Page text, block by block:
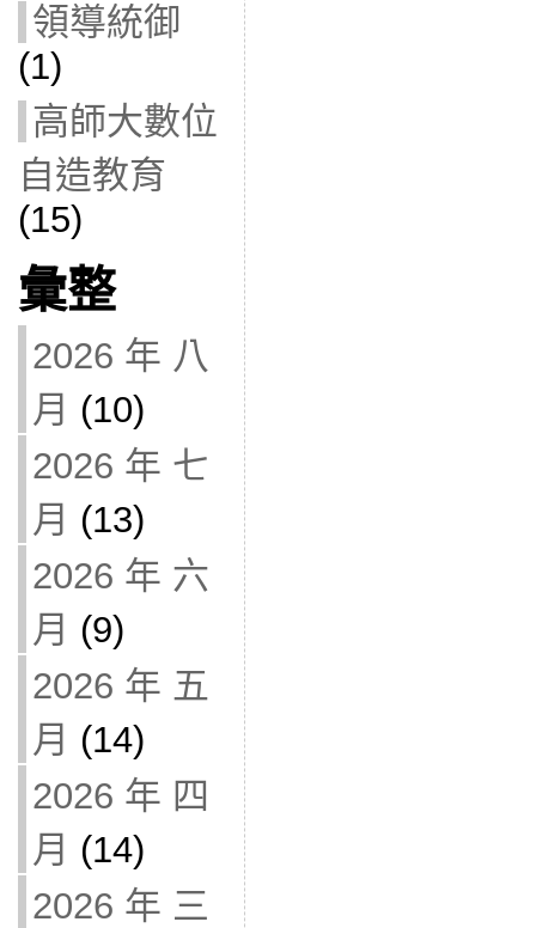
領導統御
(1)
高師大數位
自造教育
(15)
彙整
2026 年 八
月 (10)
2026 年 七
月 (13)
2026 年 六
月 (9)
2026 年 五
月 (14)
2026 年 四
月 (14)
2026 年 三